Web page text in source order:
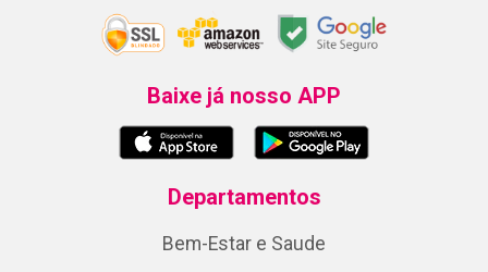
Baixe já nosso APP
Departamentos
Bem-Estar e Saude